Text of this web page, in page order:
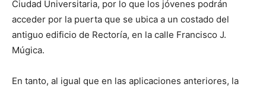
Ciudad Universitaria, por lo que los jóvenes podrán
acceder por la puerta que se ubica a un costado del
antiguo edificio de Rectoría, en la calle Francisco J.
Múgica.
En tanto, al igual que en las aplicaciones anteriores, la